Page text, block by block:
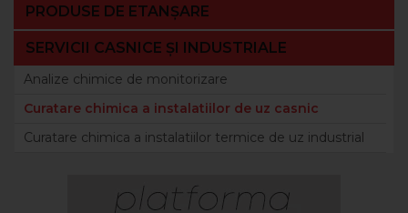
PRODUSE DE ETANȘARE
SERVICII CASNICE ȘI INDUSTRIALE
Analize chimice de monitorizare
Curatare chimica a instalatiilor de uz casnic
Curatare chimica a instalatiilor termice de uz industrial